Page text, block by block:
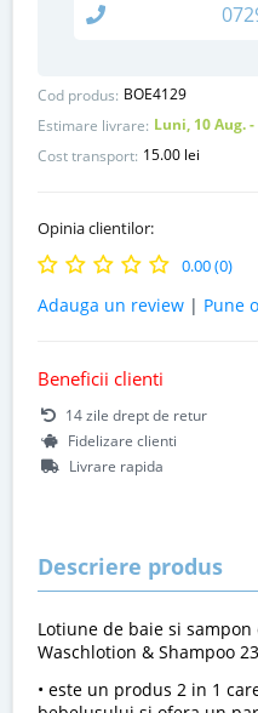
Cod produs: BOE4129
Estimare livrare: Luni, 10 Aug.
Cost transport: 15.00 lei
Opinia clientilor:
0.00 (0)
Adauga un review | Pune
Beneficii clienti
14 zile drept de retur
Fidelizare clienti
Livrare rapida
Descriere produs
Lotiune de baie si
Waschlotion & Shampoo
• este un produs 2 in 1